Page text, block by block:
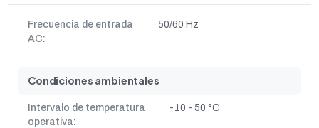
Frecuencia de entrada
AC:
50/60 Hz
Condiciones ambientales
Intervalo de temperatura
operativa:
-10 - 50 °C